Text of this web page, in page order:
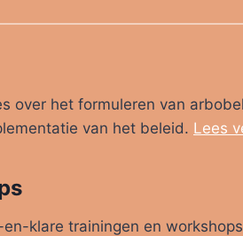
over het formuleren van
van het beleid. Lees
klare trainingen en